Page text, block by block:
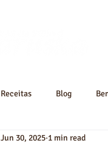
Receitas Blog
Jun 30, 2025 1 min read